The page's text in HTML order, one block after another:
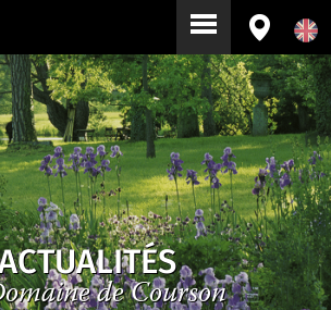
de Courson